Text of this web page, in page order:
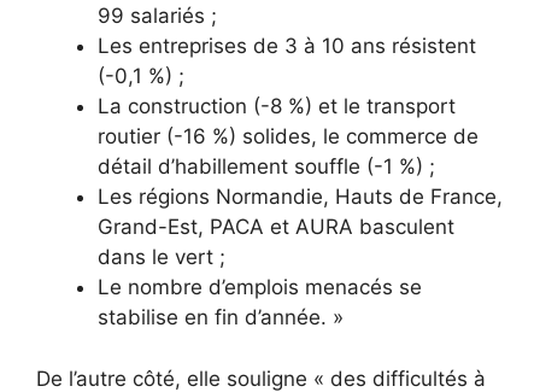
99 salariés ;
Les entreprises de 3 à 10 ans résistent
(-0,1 %) ;
La construction (-8 %) et le transport
routier (-16 %) solides, le commerce de
détail d’habillement souffle (-1 %) ;
Les régions Normandie, Hauts de France,
Grand-Est, PACA et AURA basculent
dans le vert ;
Le nombre d’emplois menacés se
stabilise en fin d’année. »
De l’autre côté, elle souligne « des difficultés à